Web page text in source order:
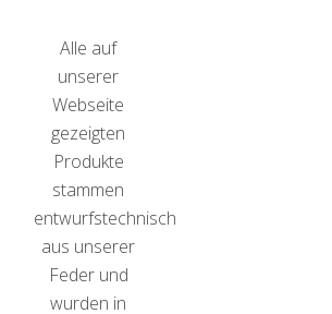
Alle auf
unserer
Webseite
gezeigten
Produkte
stammen
entwurfstechnisch
aus unserer
Feder und
wurden in